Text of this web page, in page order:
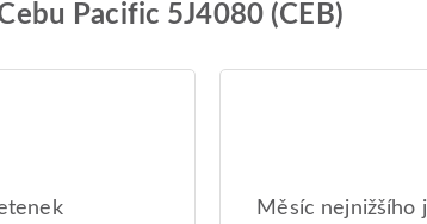
Pacific 5J4080 (CEB)
Měsíc nejnižšího